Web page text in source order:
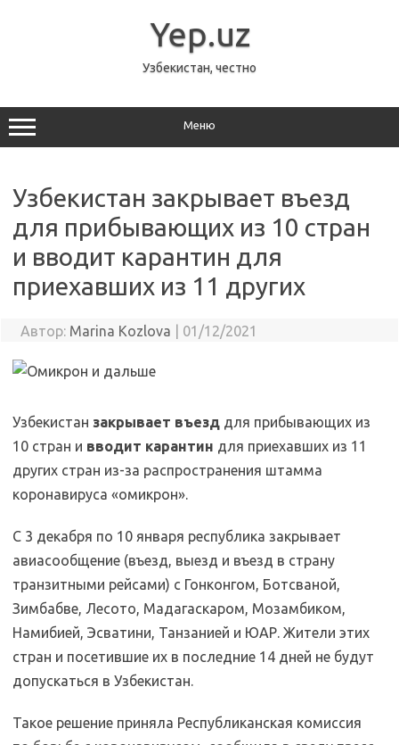
Yep.uz
Узбекистан, честно
Меню
Узбекистан закрывает въезд
для прибывающих из 10 стран
и вводит карантин для
приехавших из 11 других
Автор: Marina Kozlova 01/12/2021
Узбекистан закрывает въезд для прибывающих из
10 стран и вводит карантин для приехавших из 11
других стран из-за распространения штамма
коронавируса «омикрон».
С 3 декабря по 10 января республика закрывает
авиасообщение (въезд, выезд и въезд в страну
транзитными рейсами) с Гонконгом, Ботсваной,
Зимбабве, Лесото, Мадагаскаром, Мозамбиком,
Намибией, Эсватини, Танзанией и ЮАР. Жители этих
стран и посетившие их в последние 14 дней не будут
допускаться в Узбекистан.
Такое решение приняла Республиканская комиссия